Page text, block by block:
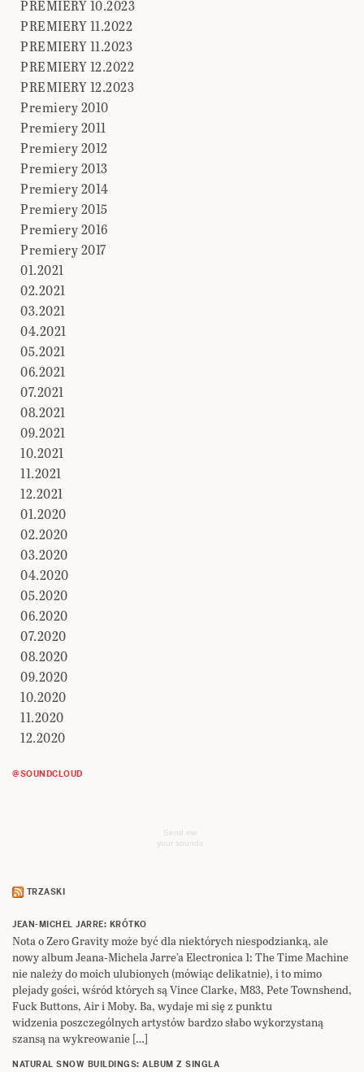
PREMIERY 10.2023
PREMIERY 11.2022
PREMIERY 11.2023
PREMIERY 12.2022
PREMIERY 12.2023
Premiery 2010
Premiery 2011
Premiery 2012
Premiery 2013
Premiery 2014
Premiery 2015
Premiery 2016
Premiery 2017
01.2021
02.2021
03.2021
04.2021
05.2021
06.2021
07.2021
08.2021
09.2021
10.2021
11.2021
12.2021
01.2020
02.2020
03.2020
04.2020
05.2020
06.2020
07.2020
08.2020
09.2020
10.2020
11.2020
12.2020
@SOUNDCLOUD
Send me
your sounds
TRZASKI
JEAN-MICHEL JARRE: KRÓTKO
Nota o Zero Gravity może być dla niektórych niespodzianką, ale
nowy album Jeana-Michela Jarre’a Electronica 1: The Time Machine
nie należy do moich ulubionych (mówiąc delikatnie), i to mimo
plejady gości, wśród których są Vince Clarke, M83, Pete Townshend,
Fuck Buttons, Air i Moby. Ba, wydaje mi się z punktu
widzenia poszczególnych artystów bardzo słabo wykorzystaną
szansą na wykreowanie […]
NATURAL SNOW BUILDINGS: ALBUM Z SINGLA